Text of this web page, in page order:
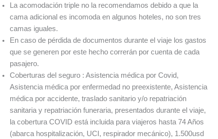
La acomodación triple no la recomendamos debido a que la
cama adicional es incomoda en algunos hoteles, no son tres
camas iguales.
En caso de pérdida de documentos durante el viaje los gastos
que se generen por este hecho correrán por cuenta de cada
pasajero.
Coberturas del seguro : Asistencia médica por Covid,
Asistencia médica por enfermedad no preexistente, Asistencia
médica por accidente, traslado sanitario y/o repatriación
sanitaria y repatriación funeraria, presentados durante el viaje,
la cobertura COVID está incluida para viajeros hasta 74 Años
(abarca hospitalización, UCI, respirador mecánico), 1.500usd